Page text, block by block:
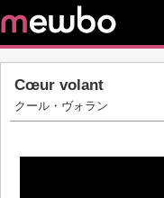
Cœur volant
クール・ヴォラン